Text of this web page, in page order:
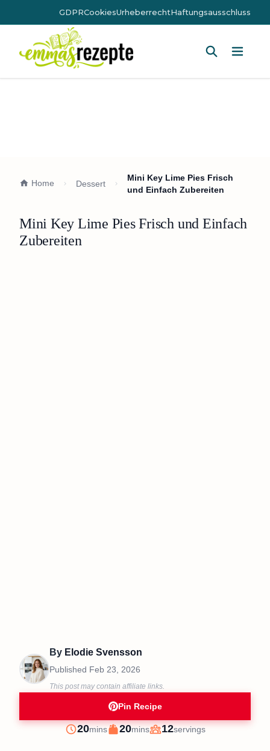
GDPRCookiesUrheberrechtHaftungsausschluss
Home Dessert
Mini Key Lime Pies Frisch
und Einfach Zubereiten
Mini Key Lime Pies Frisch und Einfach
Zubereiten
By Elodie Svensson
Published Feb 23, 2026
This post may contain affiliate links.
Pin Recipe
Prep
20minutes
mins
Cook
20minutes
mins
Servings
12servings